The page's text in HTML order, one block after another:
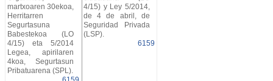
martxoaren 30ekoa,
Herritarren
Segurtasuna
Babestekoa (LO
4/15) eta 5/2014
Legea, apirilaren
4koa, Segurtasun
Pribatuarena (SPL).
4/15) y Ley 5/2014,
de 4 de abril, de
Seguridad Privada
(LSP).
6159